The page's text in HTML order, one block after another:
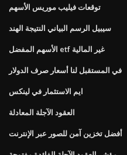
توقعات فيليب موريس الأسهم
سيبيل الرسم البياني النتيجة الهند
الأسهم المفضل etf غير المالية
في المستقبل لنا أسعار صرف الدولار
ايم الاستثمار في لينكس
العقود الآجلة المعادلة
أفضل تخزين آمن للصور عبر الإنترنت